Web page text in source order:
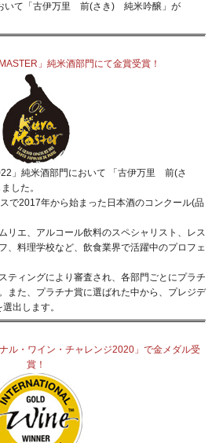
いて「古伊万里 前(さき) 純米吟醸」が
MASTER」純米酒部門にて金賞受賞！
」純米酒部門において 「古伊万里 前(さ
した。
で2017年から始まった日本酒のコンクール(品
リエ、アルコール飲料のスペシャリスト、レス
、料理学校など、飲食業界で活躍中のプロフェ
ティングにより審査され、各部門ごとにプラチ
また、プラチナ賞に選ばれた中から、プレジデ
出します。
ナル・ワイン・チャレンジ2020」で金メダル受
賞！